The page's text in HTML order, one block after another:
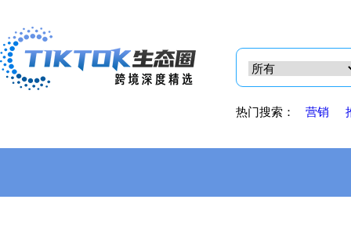
热门搜索： 营销